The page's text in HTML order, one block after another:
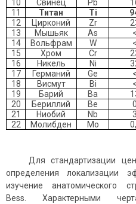
10
Свинец Pb
11
Титан Ti
12
Цирконий Zr
13
Мышьяк As
14
Вольфрам W
15
Хром Cr
16
Никель Ni
17
Германий Ge
18
Висмут Bi
19
Барий Ba
20
Бериллий Be
21
Ниобий Nb
22
Молибден Mo
Для стандартизации
определения локализации
изучение анатомического
Bess. Характерными